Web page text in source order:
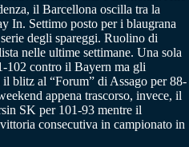
il Barcellona oscilla tra la
In. Settimo posto per i blaugrana
degli spareggi. Ruolino di
nelle ultime settimane. Una sola
102 contro il Bayern ma gli
blitz al “Forum” di Assago per 88-
appena trascorso, invece, il
SK per 101-93 mentre il
consecutiva in campionato in